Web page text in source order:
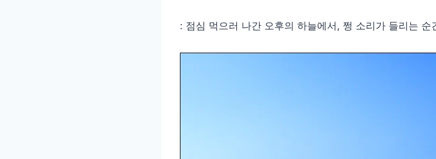
: 점심 먹으러 나간 오후의 하늘에서, 쩡 소리가 들리는